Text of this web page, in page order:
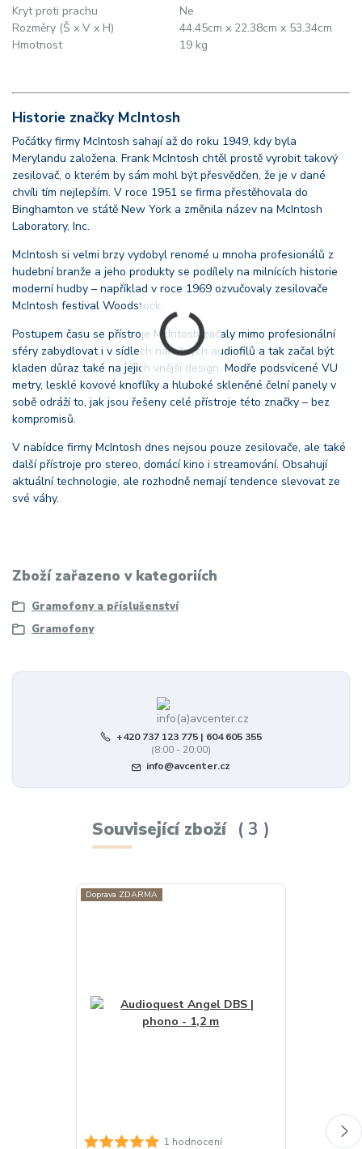
Kryt proti prachu
Ne
Rozměry (Š x V x H)
44.45cm x 22.38cm x 53.34cm
Hmotnost
19 kg
Historie značky McIntosh
Počátky firmy McIntosh sahají až do roku 1949, kdy byla
Merylandu založena. Frank McIntosh chtěl prostě vyrobit takový
zesilovač, o kterém by sám mohl být přesvědčen, že je v dané
chvíli tím nejlepším. V roce 1951 se firma přestěhovala do
Binghamton ve státě New York a změnila název na McIntosh
Laboratory, Inc.
McIntosh si velmi brzy vydobyl renomé u mnoha profesionálů z
hudební branže a jeho produkty se podílely na milnících historie
moderní hudby – například v roce 1969 ozvučovaly zesilovače
McIntosh festival Woodstock.
Postupem času se přístroje McIntosh začaly mimo profesionální
sféry zabydlovat i v sídlech náročných audiofilů a tak začal být
kladen důraz také na jejich vnější design. Modře podsvícené VU
metry, lesklé kovové knoflíky a hluboké skleněné čelní panely v
sobě odráží to, jak jsou řešeny celé přístroje této značky – bez
kompromisů.
V nabídce firmy McIntosh dnes nejsou pouze zesilovače, ale také
další přístroje pro stereo, domácí kino i streamování. Obsahují
aktuální technologie, ale rozhodně nemají tendence slevovat ze
své váhy.
Zboží zařazeno v kategoriích
Gramofony a příslušenství
Gramofony
+420 737 123 775 | 604 605 355
(8:00 - 20:00)
info@avcenter.cz
Související zboží 3
Doprava ZDARMA
1 hodnocení
Audioquest